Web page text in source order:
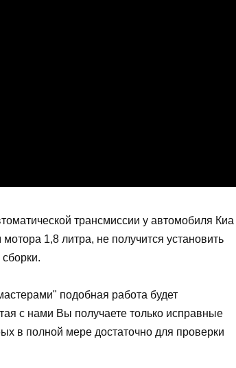
трансмиссии у автомобиля Киа
1,8 литра, не получится установить
подобная работа будет
с нами Вы получаете только исправные
в полной мере достаточно для проверки